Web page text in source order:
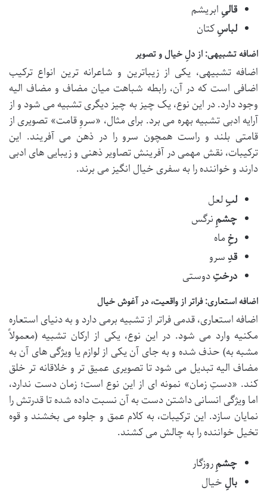
قالیِ ابریشم
لباسِکتان
اضافه تشبیهی: از دلِ خیال و تصویر
اضافه تشبیهی، یکی از زیباترین و شاعرانه ترین انواع ترکیب
اضافی است که در آن، رابطه شباهت میان مضاف و مضاف الیه
وجود دارد. در این نوع، یک چیز به چیز دیگری تشبیه می شود و از
آرایه ادبی تشبیه بهره می برد. برای مثال، «سروِ قامت» تصویری از
قامتی بلند و راست همچون سرو را در ذهن می آفریند. این
ترکیبات، نقش مهمی در آفرینش تصاویر ذهنی و زیبایی های ادبی
دارند و خواننده را به سفری خیال انگیز می برند.
لبِلعل
چشمِ نرگس
رخِماه
قدِ سرو
درختِدوستی
اضافه استعاری: فراتر از واقعیت، در آغوش خیال
اضافه استعاری، قدمی فراتر از تشبیه برمی دارد و به دنیای استعاره
مکنیه وارد می شود. در این نوع، یکی از ارکان تشبیه (معمولاً
مشبه به) حذف شده و به جای آن یکی از لوازم یا ویژگی های آن به
مضاف الیه تبدیل می شود تا تصویری عمیق تر و خلاقانه تر خلق
کند. «دستِ زمان» نمونه ای از این نوع است؛ زمان دست ندارد،
اما ویژگی انسانی داشتن دست به آن نسبت داده شده تا قدرتش را
نمایان سازد. این ترکیبات، به کلام عمق و جلوه می بخشند و قوه
تخیل خواننده را به چالش می کشند.
چشمِروزگار
بالِ خیال